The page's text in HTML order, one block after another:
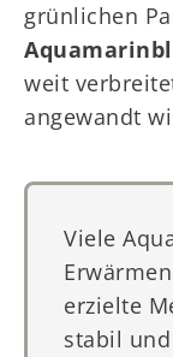
grünlichen
weit
angewandt
Viele
erzielte
stabil